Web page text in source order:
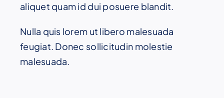
aliquet quam id dui posuere blandit.
Nulla quis lorem ut libero malesuada
feugiat. Donec sollicitudin molestie
malesuada.